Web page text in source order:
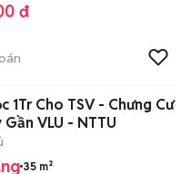
đ
1Tr Cho TSV - Chưng Cư
Gần VLU - NTTU
35 m²